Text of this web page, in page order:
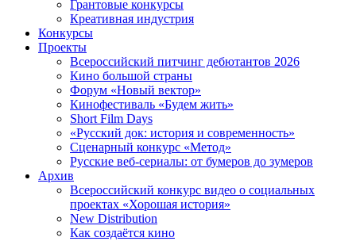
Грантовые конкурсы
Креативная индустрия
Конкурсы
Проекты
Всероссийский питчинг дебютантов 2026
Кино большой страны
Форум «Новый вектор»
Кинофестиваль «Будем жить»
Short Film Days
«Русский док: история и современность»
Сценарный конкурс «Метод»
Русские веб-сериалы: от бумеров до зумеров
Архив
Всероссийский конкурс видео о социальных
проектах «Хорошая история»
New Distribution
Как создаётся кино